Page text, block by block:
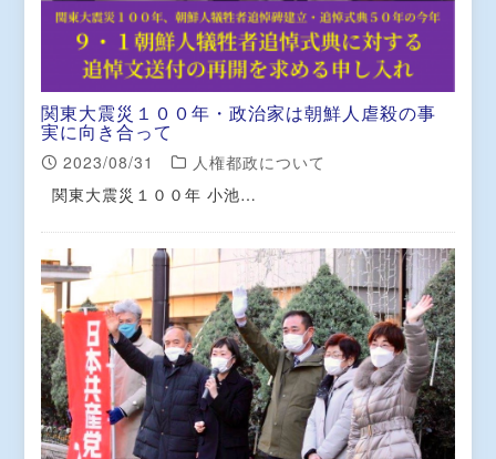
関東大震災１００年・政治家は朝鮮人虐殺の事
実に向き合って
2023/08/31
人権都政について
関東大震災１００年 小池…